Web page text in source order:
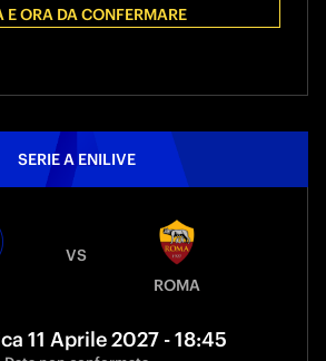
E ORA DA CONFERMARE
SERIE A ENILIVE
VS
ROMA
11 Aprile 2027 - 18:45